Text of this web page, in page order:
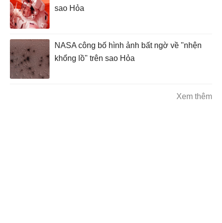
sao Hỏa
NASA công bố hình ảnh bất ngờ về "nhện
khổng lồ" trên sao Hỏa
Xem thêm